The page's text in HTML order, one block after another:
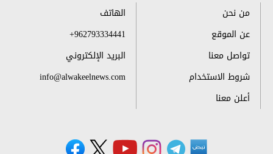
من نحن
عن الموقع
تواصل معنا
شروط الاستخدام
أعلن معنا
الهاتف
+962793334441
البريد الإلكتروني
info@alwakeelnews.com